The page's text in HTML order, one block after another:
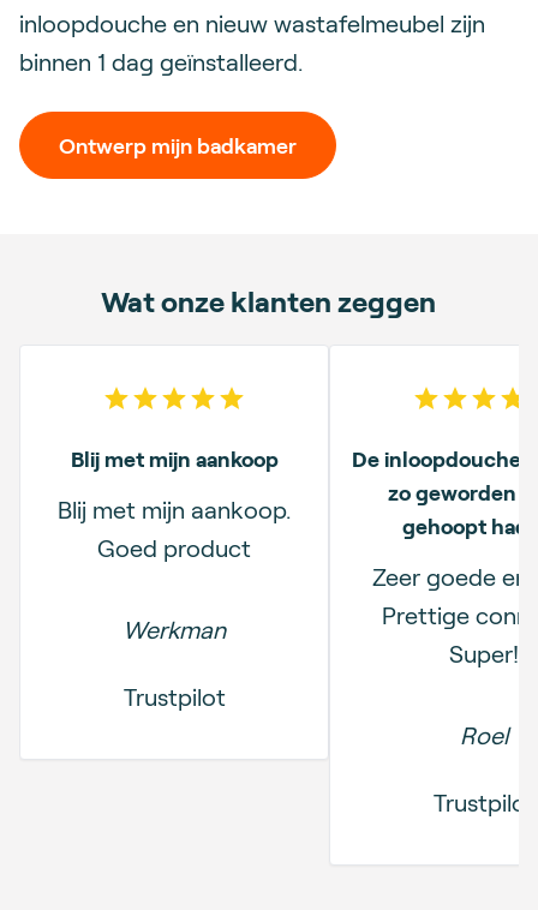
inloopdouche en nieuw wastafelmeubel zijn
binnen 1 dag geïnstalleerd.
Ontwerp mijn badkamer
Wat onze klanten zeggen
5 out of 5 stars
Blij met mijn aankoop
Blij met mijn aankoop.
Goed product
Werkman
Trustpilot
5 out
De inloopdouche
zo geworden
gehoopt
Zeer goede
Prettige
Super!
Roel
Trustpilot